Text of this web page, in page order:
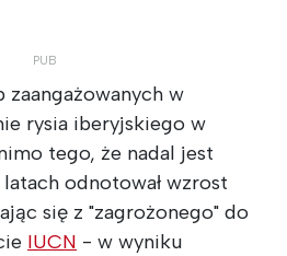
w
rysia iberyjskiego w
tego, że nadal jest
odnotował wzrost
się z "zagrożonego" do
IUCN - w wyniku